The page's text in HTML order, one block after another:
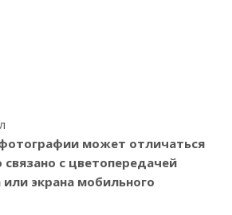
может отличаться
связано с цветопередачей
экрана мобильного